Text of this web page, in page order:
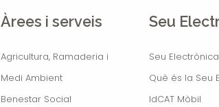
Àrees i serveis
Agricultura, Ramaderia i
Medi Ambient
Benestar Social
Seu
Seu Electrònica
Què és la Seu
IdCAT Mòbil